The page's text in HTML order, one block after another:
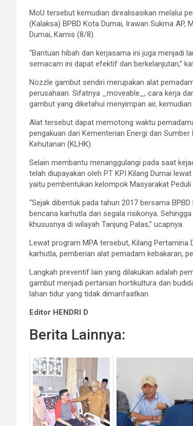
MoU tersebut kemudian direalisasikan melalui
(Kalaksa) BPBD Kota Dumai, Irawan Sukma AP,
Dumai, Kamis (8/8).
“Bantuan hibah dan kerjasama ini juga menjadi
semacam ini dapat efektif dan berkelanjutan,”
Nozzle gambut sendiri merupakan alat
perusahaan. Sifatnya _moveable_, cara kerja
gambut yang diketahui menyimpan air,
Alat tersebut dapat memotong waktu
pengakuan dari Kementerian Energi dan
Kehutanan (KLHK).
Selain membantu menanggulangi pada saat
telah diupayakan oleh PT KPI Kilang Dumai
yaitu pembentukan kelompok Masyarakat Peduli
“Sejak dibentuk pada tahun 2017 bersama
bencana karhutla dan segala risikonya.
khususnya di wilayah Tanjung Palas,” ucapnya.
Lewat program MPA tersebut, Kilang Pertamina
karhutla, pemberian alat pemadam kebakaran,
Langkah preventif lain yang dilakukan adalah
gambut menjadi pertanian hortikultura dan
lahan tidur yang tidak dimanfaatkan.
Editor HENDRI D
Berita Lainnya: